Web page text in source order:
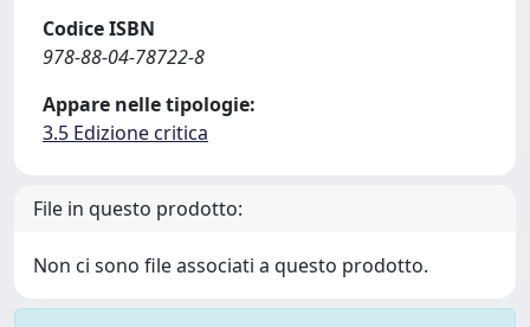
Codice ISBN
978-88-04-78722-8
Appare nelle tipologie:
3.5 Edizione critica
File in questo prodotto:
Non ci sono file associati a questo prodotto.